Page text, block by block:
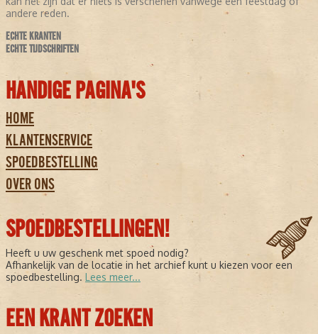
andere reden.
ECHTE KRANTEN
ECHTE TIJDSCHRIFTEN
HANDIGE PAGINA'S
HOME
KLANTENSERVICE
SPOEDBESTELLING
OVER ONS
SPOEDBESTELLINGEN!
Heeft u uw geschenk met spoed nodig?
Afhankelijk van de locatie in het archief kunt u kiezen voor een
spoedbestelling. Lees meer...
EEN KRANT ZOEKEN